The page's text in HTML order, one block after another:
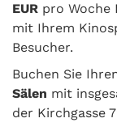
EUR pro Woche
mit Ihrem
Besucher.
Buchen Sie
Sälen mit
der Kirchgasse